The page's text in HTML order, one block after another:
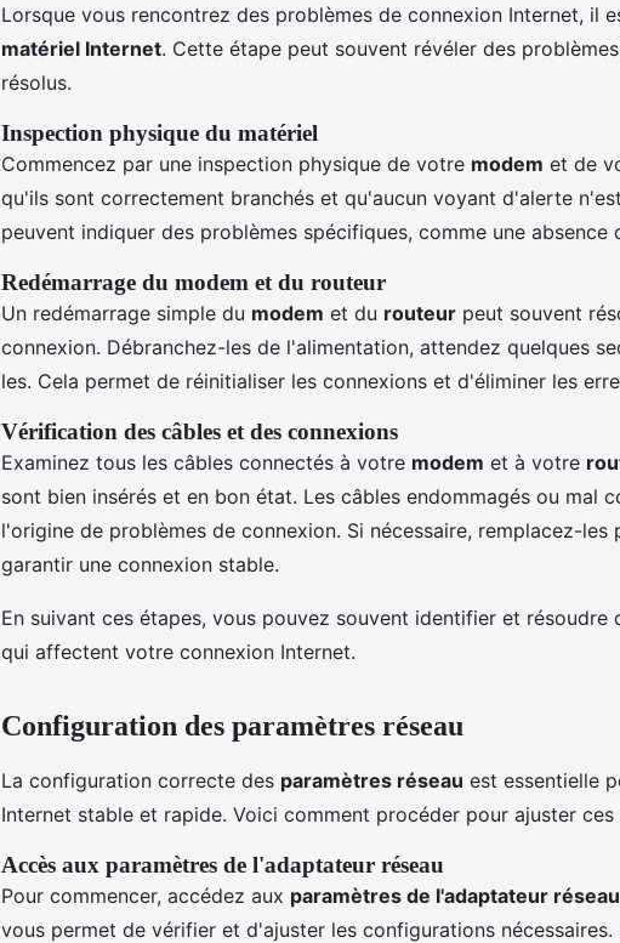
Lorsque vous rencontrez des problèmes de connexion Internet, il
matériel Internet. Cette étape peut souvent révéler des
résolus.
Inspection physique du matériel
Commencez par une inspection physique de votre modem et de
qu'ils sont correctement branchés et qu'aucun voyant d'alerte
peuvent indiquer des problèmes spécifiques, comme une absence
Redémarrage du modem et du routeur
Un redémarrage simple du modem et du routeur peut souvent
connexion. Débranchez-les de l'alimentation, attendez quelques
les. Cela permet de réinitialiser les connexions et d'éliminer les
Vérification des câbles et des connexions
Examinez tous les câbles connectés à votre modem et à votre
sont bien insérés et en bon état. Les câbles endommagés ou mal
l'origine de problèmes de connexion. Si nécessaire, remplacez-les
garantir une connexion stable.
En suivant ces étapes, vous pouvez souvent identifier et résoudre
qui affectent votre connexion Internet.
Configuration des paramètres réseau
La configuration correcte des paramètres réseau est essentielle
Internet stable et rapide. Voici comment procéder pour ajuster
Accès aux paramètres de l'adaptateur réseau
Pour commencer, accédez aux paramètres de l'adaptateur réseau
vous permet de vérifier et d'ajuster les configurations